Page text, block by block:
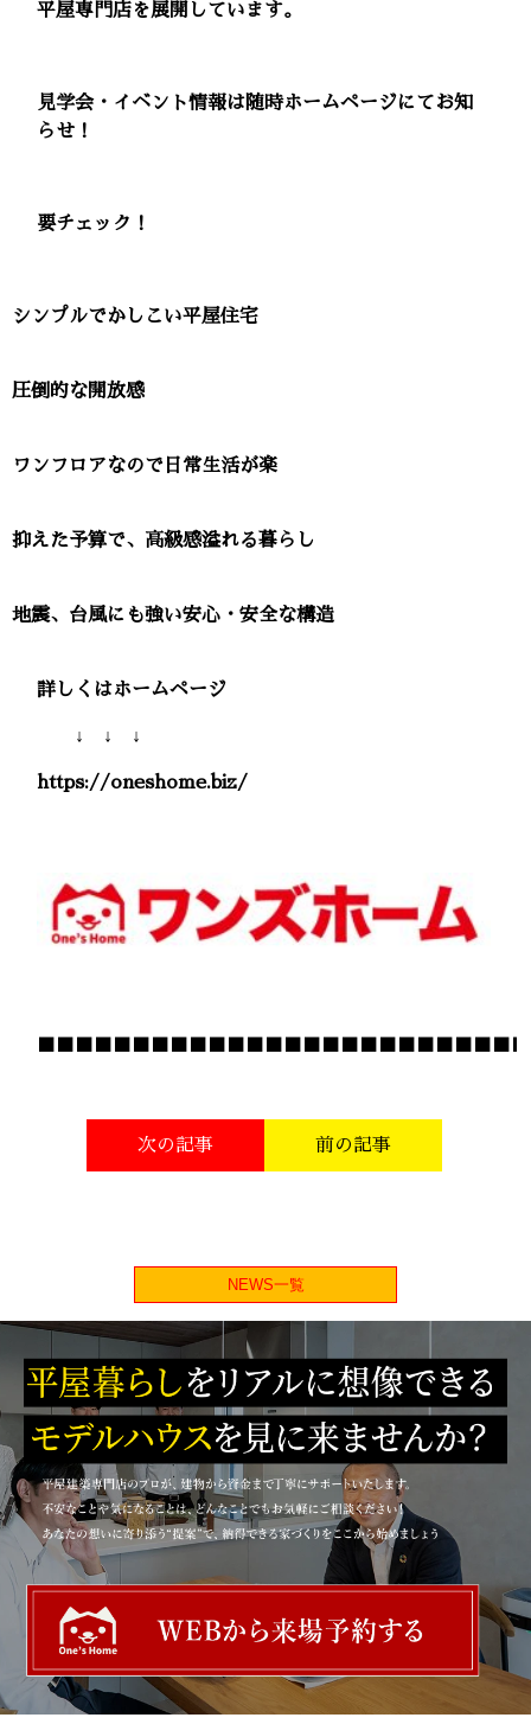
平屋専門店を展開しています。
見学会・イベント情報は随時ホームページにてお知
らせ！
要チェック！
シンプルでかしこい平屋住宅
圧倒的な開放感
ワンフロアなので日常生活が楽
抑えた予算で、高級感溢れる暮らし
地震、台風にも強い安心・安全な構造
詳しくはホームページ
↓ ↓ ↓
https://oneshome.biz/
次の記事 前の記事
NEWS一覧